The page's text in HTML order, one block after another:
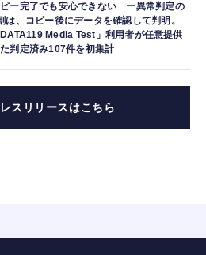
ー完了でも安心できない ー異常判定の
は、コピー後にデータを確認して判明。
DATA119 Media Test」利用者が任意提供
た判定済み107件を初集計
スリリースはこちら